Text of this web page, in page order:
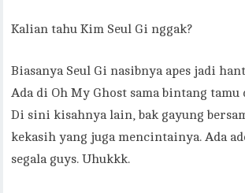
Kalian tahu Kim Seul Gi nggak?
Biasanya Seul Gi nasibnya apes jadi
Ada di Oh My Ghost sama bintang tamu
Di sini kisahnya lain, bak gayung
kekasih yang juga mencintainya. Ada
segala guys. Uhukkk.